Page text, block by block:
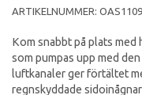
ARTIKELNUMMER:
Kom snabbt på plats
som pumpas upp med
luftkanaler ger förtältet
regnskyddade